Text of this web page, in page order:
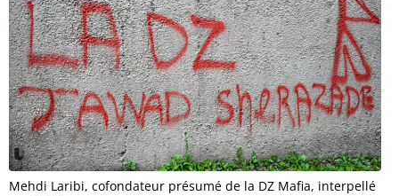
Mehdi Laribi, cofondateur présumé de la DZ Mafia, interpellé